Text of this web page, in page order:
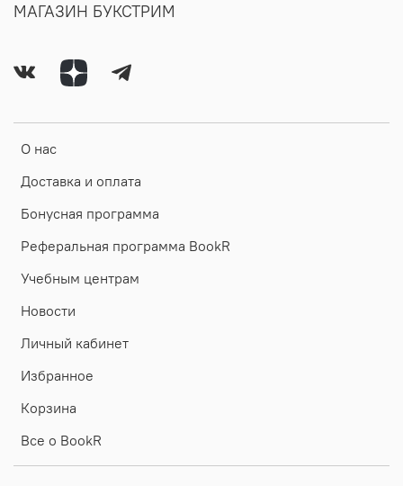
О нас
Доставка и оплата
Бонусная программа
Реферальная программа BookR
Учебным центрам
Новости
Личный кабинет
Избранное
Корзина
Все о BookR
МАГАЗИН БУКСТРИМ